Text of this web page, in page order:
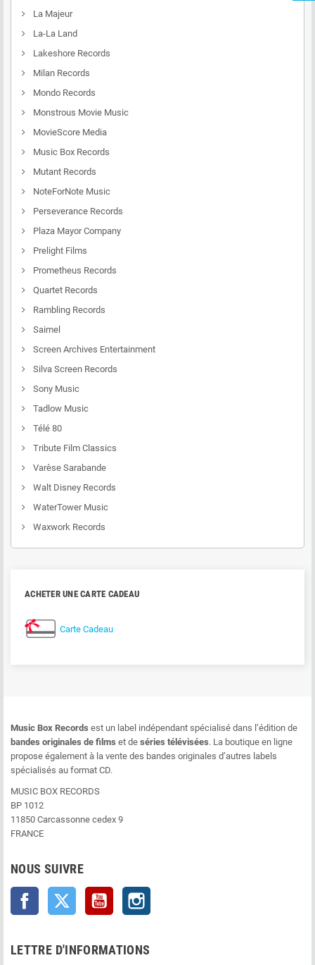
La Majeur
La-La Land
Lakeshore Records
Milan Records
Mondo Records
Monstrous Movie Music
MovieScore Media
Music Box Records
Mutant Records
NoteForNote Music
Perseverance Records
Plaza Mayor Company
Prelight Films
Prometheus Records
Quartet Records
Rambling Records
Saimel
Screen Archives Entertainment
Silva Screen Records
Sony Music
Tadlow Music
Télé 80
Tribute Film Classics
Varèse Sarabande
Walt Disney Records
WaterTower Music
Waxwork Records
ACHETER UNE CARTE CADEAU
Carte Cadeau
Music Box Records est un label indépendant spécialisé dans l’édition de
bandes originales de films et de séries télévisées. La boutique en ligne
propose également à la vente des bandes originales d’autres labels
spécialisés au format CD.
MUSIC BOX RECORDS
BP 1012
11850 Carcassonne cedex 9
FRANCE
NOUS SUIVRE
Facebook Twitter YouTube
LETTRE D'INFORMATIONS